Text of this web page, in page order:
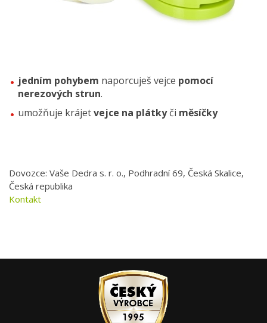
jedním pohybem naporcuješ vejce pomocí
nerezových strun.
umožňuje krájetvejce na plátkyči měsíčky
Dovozce: Vaše Dedra s. r. o., Podhradní 69, Česká Skalice,
Česká republika
Kontakt